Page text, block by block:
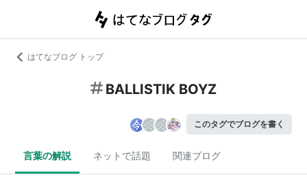
はてなブログ トップ
BALLISTIK BOYZ
このタグでブログを書く
言葉の解説 ネットで話題 関連ブログ